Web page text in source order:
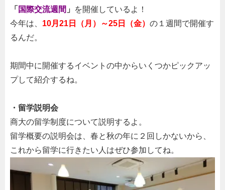
「 国際交流週間 」
を開催しているよ！
今年は、 10月21日（月）～25日（金） の１週間で開催す
るんだ。
期間中に開催するイベントの中からいくつかピックアッ
プして紹介するね。
・留学説明会
商大の留学制度について説明するよ。
留学概要の説明会は、春と秋の年に２回しかないから、
これから留学に行きたい人はぜひ参加してね。